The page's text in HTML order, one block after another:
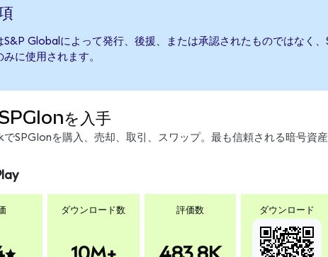
S&P Globalによって発行、後援、または承認されたものではなく
に使用されます。
を入手
SPGIonを購入、売却、取引、スワップ。最も信頼される暗号資産
ダウンロード数 評価数 ダウンロード